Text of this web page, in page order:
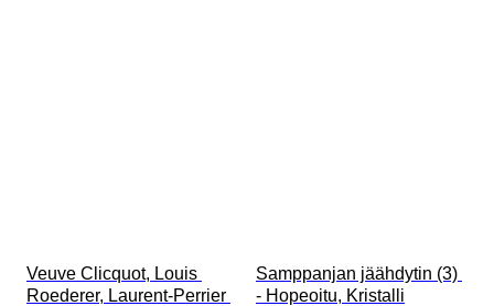
Veuve Clicquot, Louis
Roederer, Laurent-Perrier
Samppanjan jäähdytin (3)
- Hopeoitu, Kristalli